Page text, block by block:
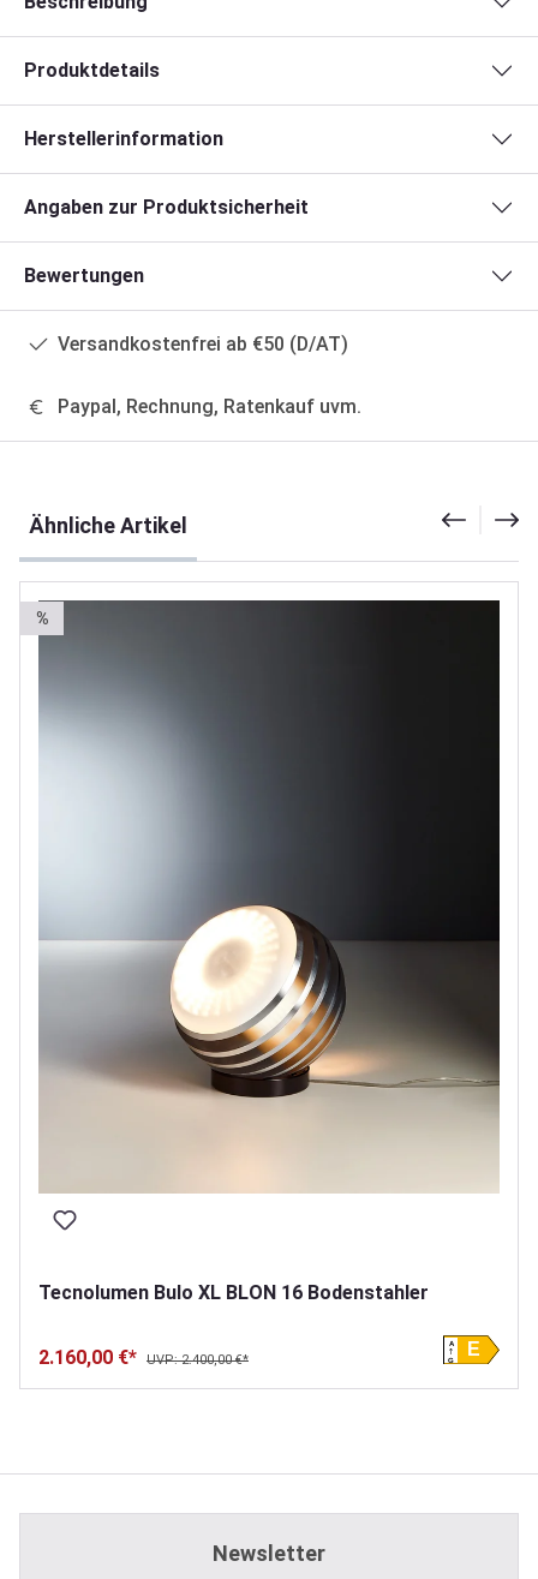
Produktdetails
Herstellerinformation
Angaben zur Produktsicherheit
Bewertungen
Versandkostenfrei ab €50 (D/AT)
Paypal, Rechnung, Ratenkauf uvm.
Ähnliche Artikel
%
Tecnolumen Bulo XL BLON 16 Bodenstahler
2.160,00 €* UVP: 2.400,00 €*
E
A
G
Newsletter